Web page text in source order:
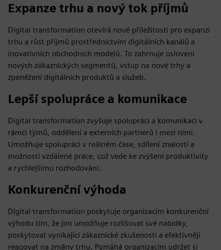
Expanze trhu a nový tok příjmů
Digital transformation otevírá nové příležitosti pro expanzi
trhu a růst příjmů prostřednictvím digitálních kanálů a
inovativních obchodních modelů. To zahrnuje oslovení
nových zákaznických segmentů, vstup na nové trhy a
zpeněžení digitálních produktů a služeb.
Lepší spolupráce a komunikace
Digital transformation zvyšuje spolupráci a komunikaci v
rámci týmů, oddělení a externích partnerů i mezi nimi.
Umožňuje spolupráci v reálném čase, sdílení znalostí a
možnosti vzdálené práce, což vede ke zvýšení produktivity
a rychlejšímu rozhodování.
Konkurenční výhoda
Digital transformation poskytuje organizacím konkurenční
výhodu tím, že jim umožňuje rozlišovat své nabídky,
poskytovat vynikající zákaznické zkušenosti a efektivněji
reagovat na změny trhu. Pomáhá organizacím udržet si